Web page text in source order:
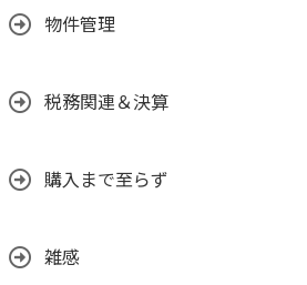
物件管理
税務関連＆決算
購入まで至らず
雑感